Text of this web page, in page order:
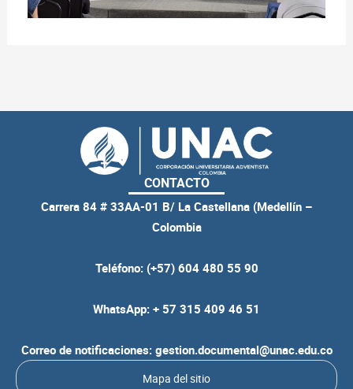
CONTACTO
Carrera 84 # 33AA-01 B/ La Castellana (Medellín –
Colombia
Teléfono: (+57) 604 480 55 90
WhatsApp: + 57 315 409 46 51
Correo de notificaciones: gestion.documental@unac.edu.co
Mapa del sitio